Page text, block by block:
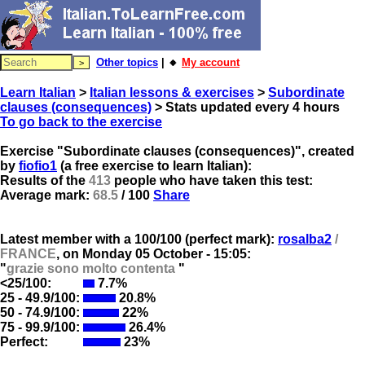
Other topics | 🔸 My account
Learn Italian > Italian lessons & exercises > Subordinate
clauses (consequences) > Stats updated every 4 hours
To go back to the exercise
Exercise "Subordinate clauses (consequences)", created
by fiofio1 (a free exercise to learn Italian):
Results of the 413 people who have taken this test:
Average mark: 68.5 / 100 Share
Latest member with a 100/100 (perfect mark): rosalba2 /
FRANCE, on Monday 05 October - 15:05:
"grazie sono molto contenta "
<25/100:
7.7%
25 - 49.9/100:
20.8%
50 - 74.9/100:
22%
75 - 99.9/100:
26.4%
Perfect:
23%